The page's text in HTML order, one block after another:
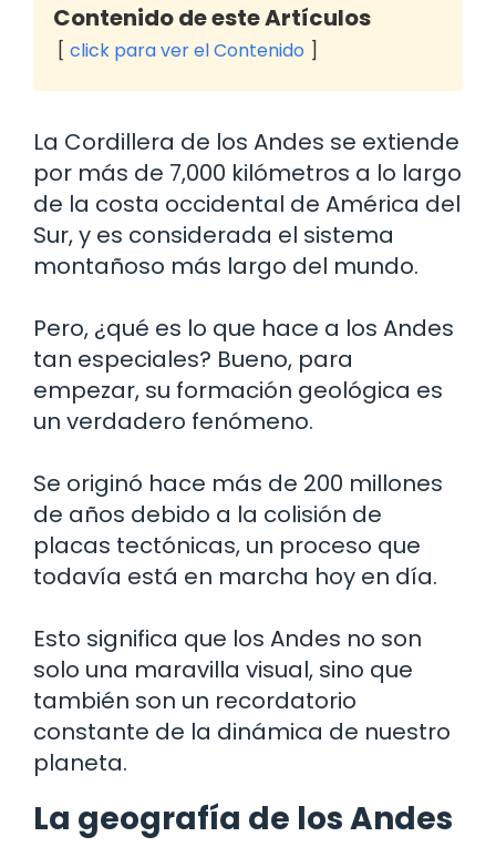
Contenido de este Artículos
click para ver el Contenido
La Cordillera de los Andes se extiende
por más de 7,000 kilómetros a lo largo
de la costa occidental de América del
Sur, y es considerada el sistema
montañoso más largo del mundo.
Pero, ¿qué es lo que hace a los Andes
tan especiales? Bueno, para
empezar, su formación geológica es
un verdadero fenómeno.
Se originó hace más de 200 millones
de años debido a la colisión de
placas tectónicas, un proceso que
todavía está en marcha hoy en día.
Esto significa que los Andes no son
solo una maravilla visual, sino que
también son un recordatorio
constante de la dinámica de nuestro
planeta.
La geografía de los Andes